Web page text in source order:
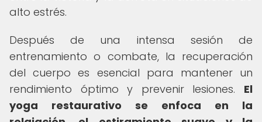
alto estrés.
Después de una intensa sesión de
entrenamiento o combate, la recuperación
del cuerpo es esencial para mantener un
rendimiento óptimo y prevenir lesiones. El
yoga restaurativo se enfoca en la